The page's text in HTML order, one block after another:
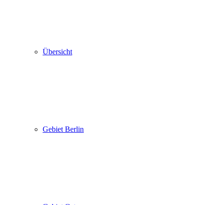
Übersicht
Gebiet Berlin